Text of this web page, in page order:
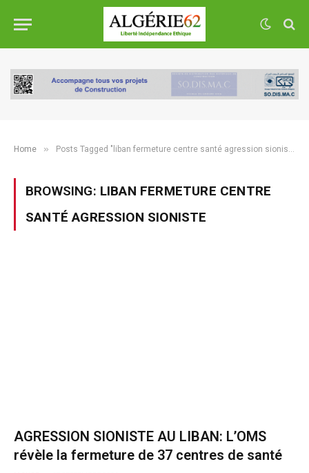
Home » Posts Tagged "liban fermeture centre santé agression sioniste"
BROWSING: LIBAN FERMETURE CENTRE
SANTÉ AGRESSION SIONISTE
AGRESSION SIONISTE AU LIBAN: L’OMS
révèle la fermeture de 37 centres de santé